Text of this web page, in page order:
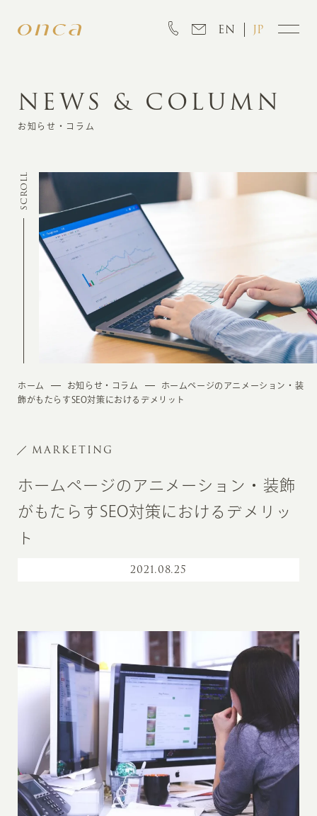
EN JP
INFORMATION
CREATION
MARKETING
NEWS & COLUMN
お知らせ・コラム
SCROLL
ホーム お知らせ・コラム
ホームページのアニメーション・装
飾がもたらすSEO対策におけるデメリット
MARKETING
ホームページのアニメーション・装飾
がもたらすSEO対策におけるデメリッ
ト
2021.08.25